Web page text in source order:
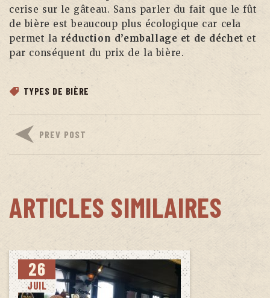
cerise sur le gâteau. Sans parler du fait que le fût
de bière est beaucoup plus écologique car cela
permet la réduction d’emballage et de déchet et
par conséquent du prix de la bière.
TYPES DE BIÈRE
PREV POST
ARTICLES SIMILAIRES
26
JUIL